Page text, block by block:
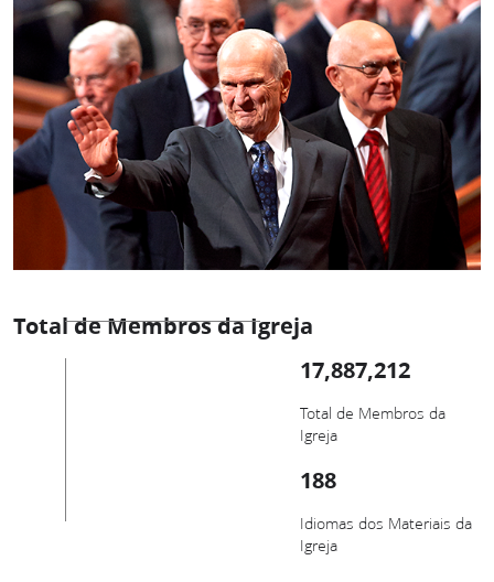
Total de Membros da Igreja
17,887,212
Total de Membros da
Igreja
188
Idiomas dos Materiais da
Igreja